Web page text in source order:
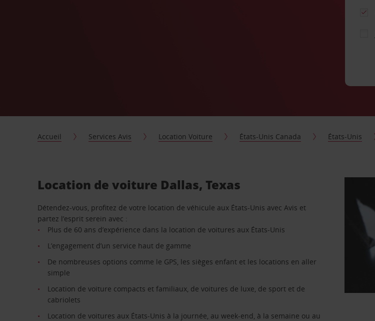
Accueil Services Avis Location Voiture États-Unis Canada États-Unis
Location de voiture Dallas, Texas
Détendez-vous, profitez de votre location de véhicule aux États-Unis avec Avis et
partez l’esprit serein avec :
Plus de 60 ans d’expérience dans la location de voitures aux États-Unis
L’engagement d’un service haut de gamme
De nombreuses options comme le GPS, les sièges enfant et les locations en aller
simple
Location de voiture compacts et familiaux, de voitures de luxe, de sport et de
cabriolets
Location de voitures aux États-Unis à la journée, au week-end, à la semaine ou au